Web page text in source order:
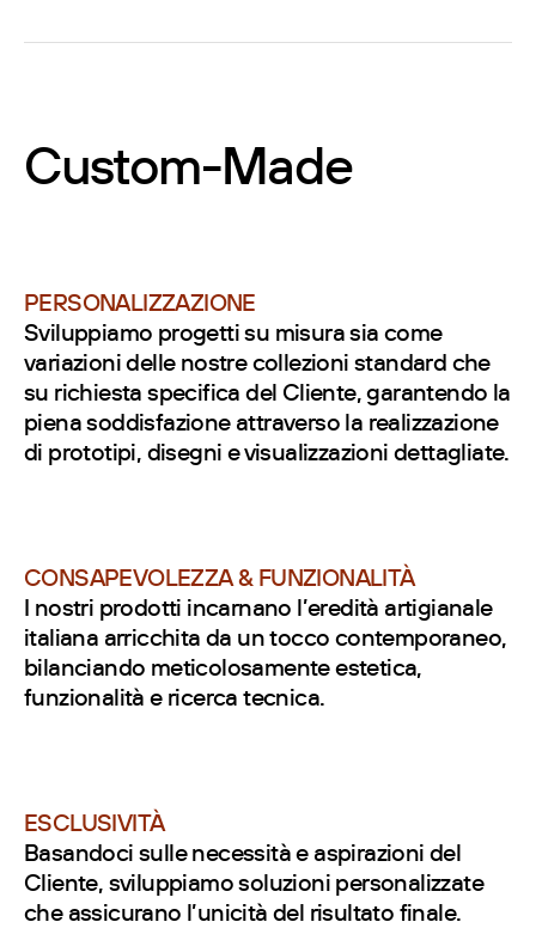
Custom-Made
PERSONALIZZAZIONE
Sviluppiamo progetti su misura sia come
variazioni delle nostre collezioni standard che
su richiesta specifica del Cliente, garantendo la
piena soddisfazione attraverso la realizzazione
di prototipi, disegni e visualizzazioni dettagliate.
CONSAPEVOLEZZA & FUNZIONALITÀ
I nostri prodotti incarnano l’eredità artigianale
italiana arricchita da un tocco contemporaneo,
bilanciando meticolosamente estetica,
funzionalità e ricerca tecnica.
ESCLUSIVITÀ
Basandoci sulle necessità e aspirazioni del
Cliente, sviluppiamo soluzioni personalizzate
che assicurano l’unicità del risultato finale.